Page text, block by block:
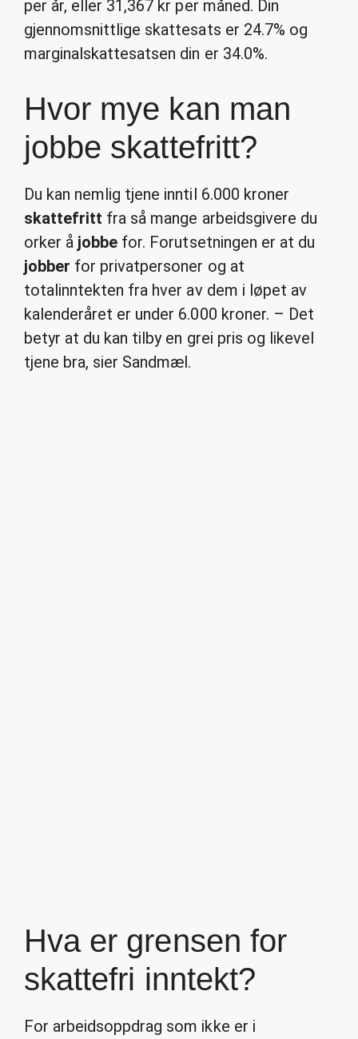
per år, eller 31,367 kr per måned. Din
gjennomsnittlige skattesats er 24.7% og
marginalskattesatsen din er 34.0%.
Hvor mye kan man
jobbe skattefritt?
Du kan nemlig tjene inntil 6.000 kroner
skattefritt fra så mange arbeidsgivere du
orker å jobbe for. Forutsetningen er at du
jobber for privatpersoner og at
totalinntekten fra hver av dem i løpet av
kalenderåret er under 6.000 kroner. – Det
betyr at du kan tilby en grei pris og likevel
tjene bra, sier Sandmæl.
Hva er grensen for
skattefri inntekt?
For arbeidsoppdrag som ikke er i